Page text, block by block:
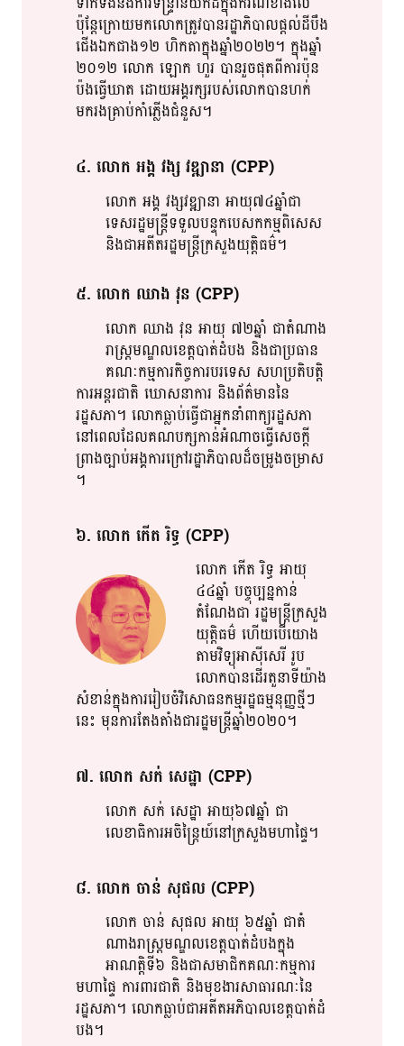
ប៉ុន្តែ​​ក្រោយមក​លោក​​ត្រូវ​បាន​រដ្ឋាភិបាល​ផ្តល់​ដី​បឹង​
ជើងឯក​ជាង១២​ ហិ​ក​​តា​​ក្នុង​​ឆ្នាំ២០២២​។​ ក្នុង​ឆ្នាំ​​
២០១២​ លោក​ ឡោក​ ហួរ​ បាន​រួចផុត​ពី​ការ​ប៉ុន​​
ប៉ង​​ធ្វើឃាត​ ដោយ​អង្គរក្ស​របស់​លោក​បាន​ហក់​
មក​រង​គ្រាប់​កាំភ្លើង​ជំនួស​។​
៤​.​ លោក​ អង្គ​ វង្ស​ វ​ឌ្ឍា​នា​ (CPP)
លោក​ អង្គ​ វង្ស​វ​ឌ្ឍា​នា​ អាយុ៧៤ឆ្នាំ​ជា​
ទេស​​រដ្ឋ​​មន្រ្តី​​ទទួលបន្ទុក​បេសកកម្ម​ពិសេស​
និង​ជា​អតីត​រដ្ឋមន្ត្រី​​ក្រ​​សួង​​យុត្តិធម៌​។​
៥​. លោក​ ឈាង​ វុន​ (CPP)
លោក​ ឈាង​ វុន​ អាយុ​ ៧២ឆ្នាំ​ ជា​តំណាង​
រាស្រ្ត​​មណ្ឌល​​ខេត្តបាត់ដំបង​ និង​ជា​ប្រធាន​
គណៈកម្មការ​​កិច្ចការ​​បរ​​ទេស​ សហប្រតិបត្តិ​
ការអន្តរជាតិ​ ឃោសនា​​ការ​ និង​​ព័ត៌​​មាន​នៃ​​
រដ្ឋសភា​។​ លោក​ធ្លាប់ធ្វើ​ជា​អ្នកនាំពាក្យ​រដ្ឋសភា​
នៅពេល​ដែល​គណបក្ស​កាន់អំណាច​ធ្វើ​សេចក្ដី
ព្រាង​ច្បាប់​អង្គការ​ក្រៅ​រដ្ឋាភិបាល​​ដ៏​ចម្រូងចម្រាស​
។​
៦​. លោក​ កើត​ រិទ្ធ​ (CPP)
លោក​ កើត​ រិទ្ធ​ អាយុ​
៤៤ឆ្នាំ​ បច្ចុប្បន្ន​កាន់​
តំណែង​ជា​ រដ្ឋ​​មន្ត្រី​ក្រសួង​
យុត្តិធម៌​ ហើយ​បើ​យោង​
តាមវិទ្យុ​អាស៊ី​សេរី​ រូប
លោក​បាន​ដើរតួ​នាទី​យ៉ាង​
សំខាន់​ក្នុង​ការ​រៀប​​ចំ​​វិសោធ​​ន​​កម្ម​រដ្ឋ​ធម្ម​នុញ្ញ​ថ្មី​ៗ​
នេះ​ មុន​ការតែងតាំង​ជារ​ដ្ឋ​មន្ត្រី​ឆ្នាំ​​២០២០​។​
៧​. លោក​ សក់​ សេដ្ឋា​ (CPP)
លោក​ សក់​ សេដ្ឋា​ អាយុ៦៧ឆ្នាំ​ ជា​
លេខាធិការ​​អចិន្ត្រៃយ៍​នៅ​ក្រសួងមហាផ្ទៃ​។​
៨​. លោក​ ចាន់​ សុផល​​ (CPP)
លោក​ ចាន់​ សុផល​ អាយុ​ ៦៥ឆ្នាំ​ ជា​​តំ​​
ណាង​​រាស្រ្ត​​មណ្ឌល​ខេត្ត​​បាត់​​ដំបង​ក្នុង​​
អាណត្តិ​ទី៦​ និង​ជាស​មា​ជិ​ក​​គណៈ​​កម្មការ​​
មហាផ្ទៃ​ ការពារ​ជាតិ​ និង​មុខងារ​សា​ធារ​​ណៈ​​​នៃ​
រដ្ឋសភា​។​ លោក​ធ្លាប់​ជា​អតីត​​អភិបាល​​ខេត្ត​បាត់​​ដំ​​
បង​​។​